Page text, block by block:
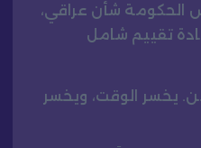
الحكومة شأن عراقي،
تقييم شامل
يخسر الوقت، ويخسر